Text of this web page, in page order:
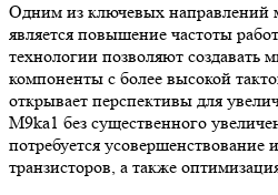
Одним из ключевых направлений
является повышение частоты
технологии позволяют создавать
компоненты с более высокой
открывает перспективы для
M9ka1 без существенного
потребуется усовершенствование
транзисторов, а также